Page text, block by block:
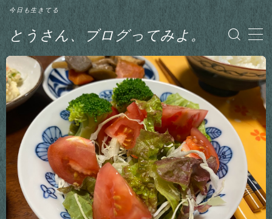
とうさん、ブログってみよ。
今日も生きてる
MENU
グルメ
日記
釣り